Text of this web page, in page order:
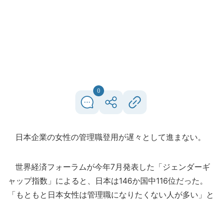
0
日本企業の女性の管理職登用が遅々として進まない。
世界経済フォーラムが今年7月発表した「ジェンダーギ
ャップ指数」によると、日本は146か国中116位だった。
「もともと日本女性は管理職になりたくない人が多い」と